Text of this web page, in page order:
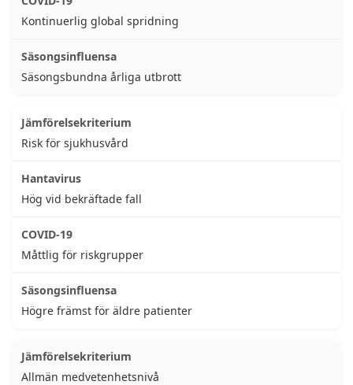
Kontinuerlig global spridning
Säsongsbundna årliga utbrott
Risk för sjukhusvård
Hög vid bekräftade fall
Måttlig för riskgrupper
Högre främst för äldre patienter
Allmän medvetenhetsnivå